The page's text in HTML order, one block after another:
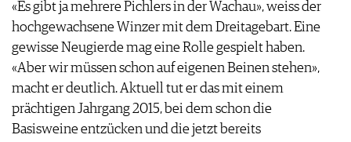
«Es gibt ja mehrere Pichlers in der Wachau», weiss der
hochgewachsene Winzer mit dem Dreitagebart. Eine
gewisse Neugierde mag eine Rolle gespielt haben.
«Aber wir müssen schon auf eigenen Beinen stehen»,
macht er deutlich. Aktuell tut er das mit einem
prächtigen Jahrgang 2015, bei dem schon die
Basisweine entzücken und die jetzt bereits